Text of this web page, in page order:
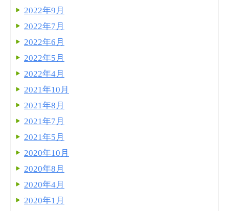
2022年9月
2022年7月
2022年6月
2022年5月
2022年4月
2021年10月
2021年8月
2021年7月
2021年5月
2020年10月
2020年8月
2020年4月
2020年1月